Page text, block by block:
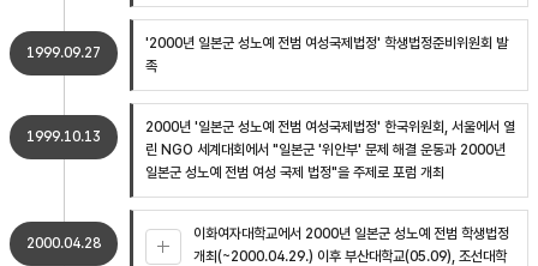
1999.09.27
'2000년 일본군 성노예 전범 여성국제법정' 학생법정준비위원회 발
족
1999.10.13
2000년 '일본군 성노예 전범 여성국제법정' 한국위원회, 서울에서 열
린 NGO 세계대회에서 "일본군 '위안부' 문제 해결 운동과 2000년
일본군 성노예 전범 여성 국제 법정"을 주제로 포럼 개최
2000.04.28
이화여자대학교에서 2000년 일본군 성노예 전범 학생법정
개최(~2000.04.29.) 이후 부산대학교(05.09), 조선대학